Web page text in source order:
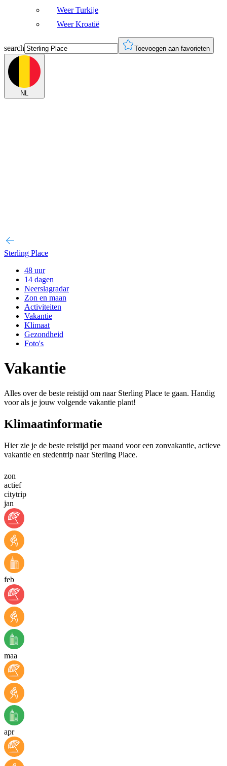
Weer Turkije
Weer Kroatië
search Toevoegen aan favorieten
NL
Sterling Place
48 uur
14 dagen
Neerslagradar
Zon en maan
Activiteiten
Vakantie
Klimaat
Gezondheid
Foto's
Vakantie
Alles over de beste reistijd om naar Sterling Place te gaan. Handig
voor als je jouw volgende vakantie plant!
Klimaatinformatie
Hier zie je de beste reistijd per maand voor een zonvakantie, actieve
vakantie en stedentrip naar Sterling Place.
zon
actief
citytrip
jan
feb
maa
apr